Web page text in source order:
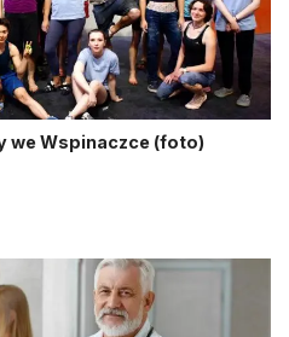
we Wspinaczce (foto)